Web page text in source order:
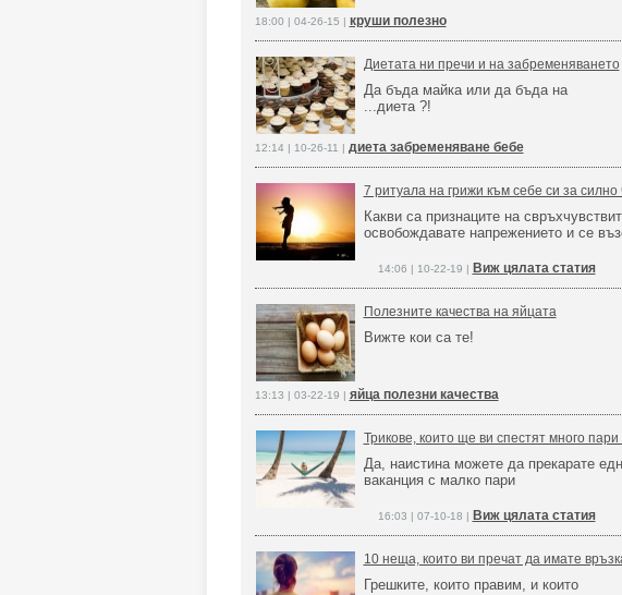
18:00 | 04-26-15 | круши полезно
Диетата ни пречи и на забременяването
Да бъда майка или да бъда на
...диета ?!
12:14 | 10-26-11 | диета забременяване бебе
7 ритуала на грижи към себе си за силно
Какви са признаците на
освобождавате напрежението и се
14:06 | 10-22-19 | Виж цялата статия
Полезните качества на яйцата
Вижте кои са те!
13:13 | 03-22-19 | яйца полезни качества
Трикове, които ще ви спестят много
Да, наистина можете да прекарате
ваканция с малко пари
16:03 | 07-10-18 | Виж цялата статия
10 неща, които ви пречат да имате
Грешките, които правим, и които